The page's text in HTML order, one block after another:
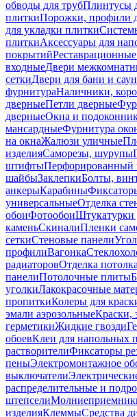
обводы для трубПлинтусы
плиткиПорожки, профили
для укладки плитки
плиткиАксессуары для
покрытий
входныеДвери
сеткиДвери для бани и
фурнитураНаличники,
дверныеПетли дверные
дверныеОкна и
мансардныеФурнитура
на окнаЖалюзи уличные
изделияСаморезы, шурупы
штифтыПерфорированный
шайбыЗаклепкиБолты,
анкерыКарабины
универсальныеОтделка
обоиФотообоиШтукатурки
каменьСкиналиПленки
сеткиСтеновые панели
профилиВагонка
радиаторовОтделка потолка
панелиПотолочные плиты
уголкиЛакокрасочные
пропиткиКолеры для
эмали аэрозольныеКраски,
герметикиЖидкие гвозди
обоевКлеи для напольных
растворителиФиксаторы
пеныЭлектромонтажное
выключатели
распределительные и
штепсели
изделияКлеммыСредства